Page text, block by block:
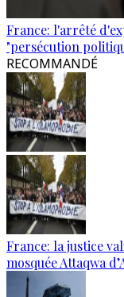
France: l'arrêté
"persécution
RECOMMANDÉ
France: la justice
mosquée Attaqwa